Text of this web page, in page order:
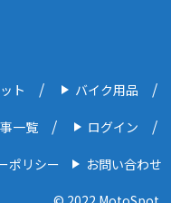
ト バイク用品
一覧 ログイン
ポリシー
お問い合わせ